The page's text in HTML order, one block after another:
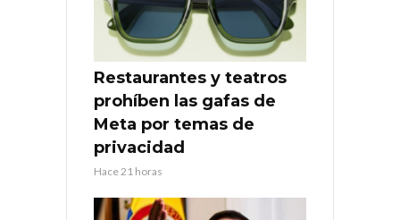
Restaurantes y teatros
prohíben las gafas de
Meta por temas de
privacidad
Hace 21 horas